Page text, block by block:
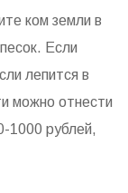
ком земли в
Если
лепится в
можно отнести
1000 рублей,